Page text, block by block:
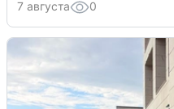
7 августа 0